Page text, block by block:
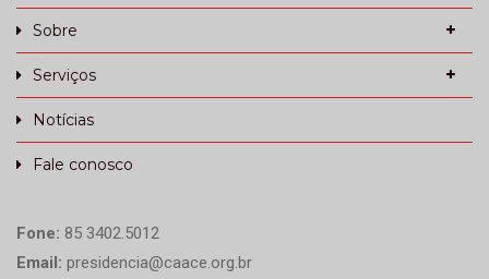
Sobre
Serviços
Notícias
Fale conosco
Fone: 85 3402.5012
Email: presidencia@caace.org.br